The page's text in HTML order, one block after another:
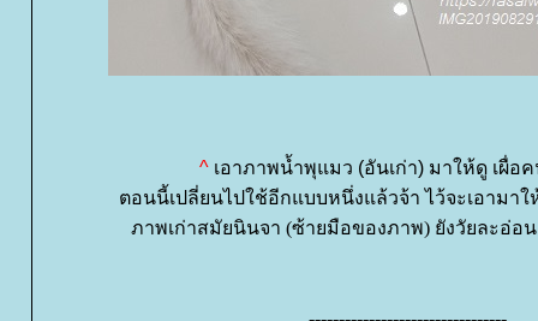
^เอาภาพน้ำพุแมว (อันเก่า) มาให้ดู เผื่อ
ตอนนี้เปลี่ยนไปใช้อีกแบบหนึ่งแล้วจ้า ไว้จะเอามา
ภาพเก่าสมัยนินจา (ซ้ายมือของภาพ) ยังวัยละอ่อ